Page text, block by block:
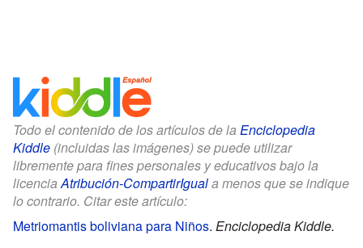
Todo el contenido de los artículos de la Enciclopedia
Kiddle (incluidas las imágenes) se puede utilizar
libremente para fines personales y educativos bajo la
licenciaAtribución-CompartirIguala menos que se indique
lo contrario. Citar este artículo:
Metriomantis boliviana para Niños. Enciclopedia Kiddle.